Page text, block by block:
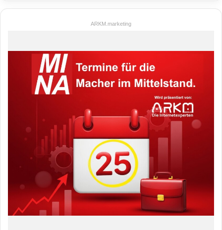
ARKM.marketing